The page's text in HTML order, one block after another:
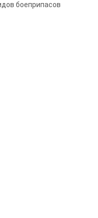
боеприпасов